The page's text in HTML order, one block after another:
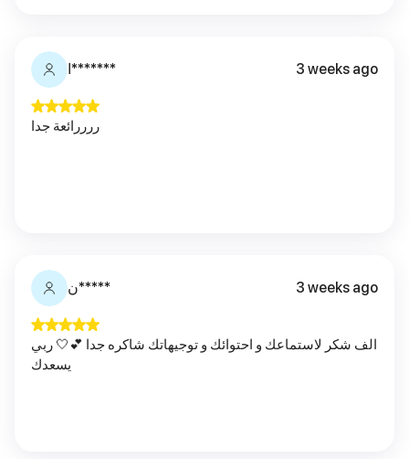
ا******* 3 weeks ago
ررررائعة جدا
ن***** 3 weeks ago
الف شكر لاستماعك و احتوائك و توجيهاتك شاكره جدا 💕🤍 ربي
يسعدك